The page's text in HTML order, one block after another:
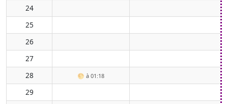
24
25
26
27
28
🌕 à 01:18
29